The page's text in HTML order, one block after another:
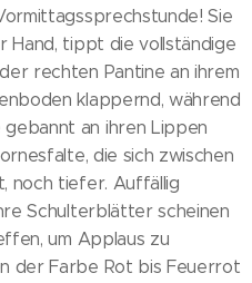
Sie
Hand, tippt die vollständige
rechten Pantine an ihrem
klappernd, während
an ihren Lippen
die sich zwischen
noch tiefer. Auffällig
Schulterblätter scheinen
um Applaus zu
der Farbe Rot bis Feuerrot